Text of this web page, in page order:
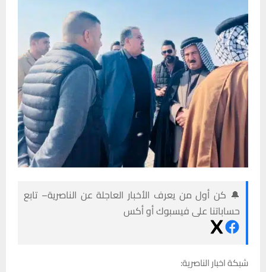
🔔 كن أول من يعرف الأخبار العاجلة عن الناصرية– تابع
حساباتنا على فيسبوك أو أكس
شبكة اخبار الناصرية: